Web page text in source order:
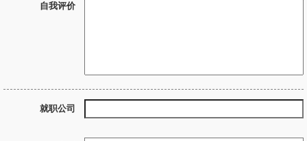
自我评价
就职公司